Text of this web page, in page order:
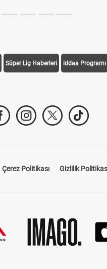
Süper Lig Haberleri iddaa Programı
Çerez Politikası Gizlilik